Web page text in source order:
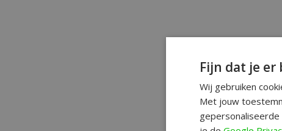
Fijn dat je er
Wij gebruiken
Met jouw